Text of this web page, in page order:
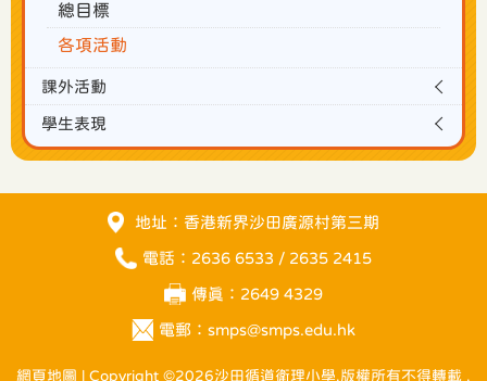
總目標
各項活動
課外活動
學生表現
地址：香港新界沙田廣源村第三期
電話：2636 6533 / 2635 2415
傳真：2649 4329
電郵： smps@smps.edu.hk
網頁地圖 | Copyright ©2026沙田循道衛理小學.版權所有不得轉載 .